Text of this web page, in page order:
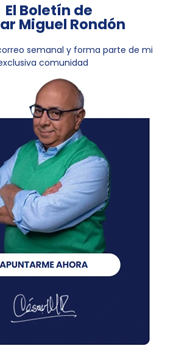
El Boletín de
Miguel Rondón
semanal y forma parte de mi
comunidad